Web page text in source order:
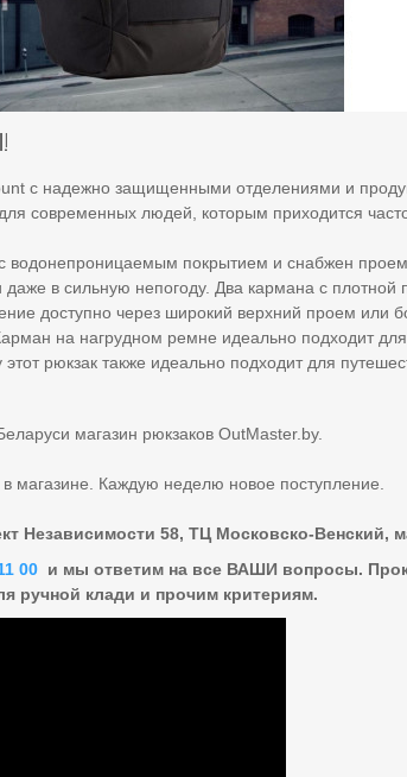
с надежно защищенными отделениями и
современных людей, которым приходится
с водонепроницаемым покрытием и снабжен
в сильную непогоду. Два кармана с плотной
доступно через широкий верхний проем или
на нагрудном ремне идеально подходит
рюкзак также идеально подходит для
магазин рюкзаков OutMaster.by.
магазине. Каждую неделю новое поступление.
Независимости 58, ТЦ Московско-Венский,
00 и мы ответим на все ВАШИ вопросы.
ручной клади и прочим критериям.